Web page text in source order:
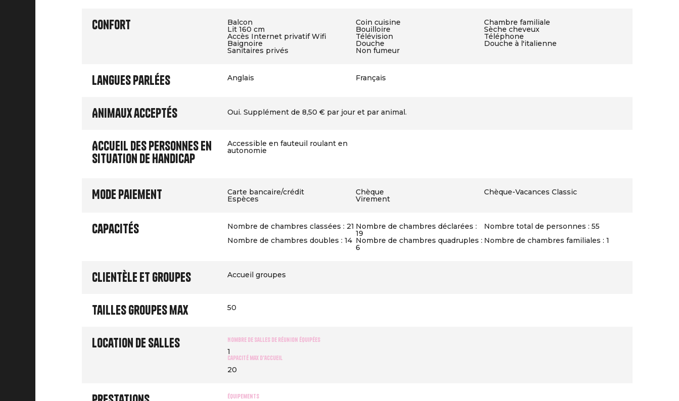
Confort Balcon Coin cuisine Chambre familiale
Lit 160 cm Bouilloire Sèche cheveux
Accès Internet privatif Wifi Télévision Téléphone
Baignoire Douche Douche à l'italienne
Sanitaires privés Non fumeur
Langues parlées Anglais Français
Animaux acceptés Oui. Supplément de 8,50 € par jour et par animal.
Accueil des personnes en
situation de handicap
Accessible en fauteuil roulant en
autonomie
Mode paiement Carte bancaire/crédit Chèque Chèque-Vacances Classic
Espèces Virement
Capacités Nombre de chambres classées : 21 Nombre de chambres déclarées :
19
Nombre total de personnes : 55
Nombre de chambres doubles : 14 Nombre de chambres quadruples :
6
Nombre de chambres familiales : 1
Clientèle et groupes Accueil groupes
Tailles groupes max 50
Location de salles Nombre de salles de réunion équipées
1
Capacité max d'accueil
20
Équipements